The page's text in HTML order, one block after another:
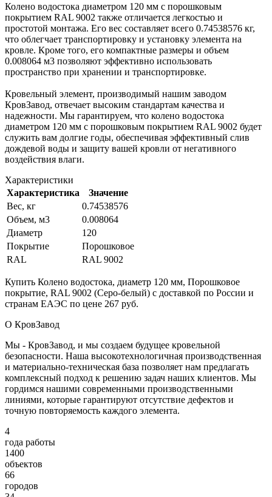
Колено водостока диаметром 120 мм с порошковым
покрытием RAL 9002 также отличается легкостью и
простотой монтажа. Его вес составляет всего 0.74538576 кг,
что облегчает транспортировку и установку элемента на
кровле. Кроме того, его компактные размеры и объем
0.008064 м3 позволяют эффективно использовать
пространство при хранении и транспортировке.
Кровельный элемент, производимый нашим заводом
КровЗавод, отвечает высоким стандартам качества и
надежности. Мы гарантируем, что колено водостока
диаметром 120 мм с порошковым покрытием RAL 9002 будет
служить вам долгие годы, обеспечивая эффективный слив
дождевой воды и защиту вашей кровли от негативного
воздействия влаги.
Характеристики
Характеристика
Значение
Вес, кг
0.74538576
Объем, м3
0.008064
Диаметр
120
Покрытие
Порошковое
RAL
RAL 9002
Купить Колено водостока, диаметр 120 мм, Порошковое
покрытие, RAL 9002 (Серо-белый) с доставкой по России и
странам ЕАЭС по цене 267 руб.
О КровЗавод
Мы - КровЗавод, и мы создаем будущее кровельной
безопасности. Наша высокотехнологичная производственная
и материально-техническая база позволяет нам предлагать
комплексный подход к решению задач наших клиентов. Мы
гордимся нашими современными производственными
линиями, которые гарантируют отсутствие дефектов и
точную повторяемость каждого элемента.
4
года работы
1400
объектов
66
городов